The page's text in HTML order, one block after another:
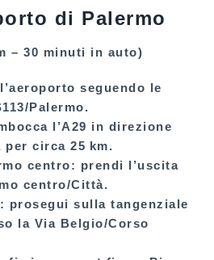
di Palermo
– 30 minuti in auto)
seguendo le
Palermo.
l’A29 in direzione
per circa 25 km.
centro: prendi l’uscita
centro/Città.
prosegui sulla tangenziale
la Via Belgio/Corso